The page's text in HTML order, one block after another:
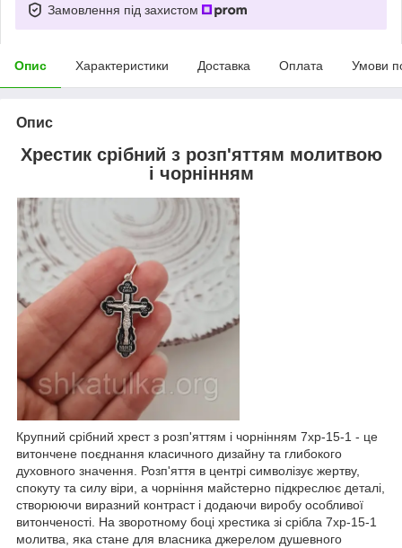
Замовлення під захистом
Опис Характеристики Доставка Оплата Умови
Опис
Хрестик срібний з розп'яттям молитвою
і чорнінням
Крупний срібний хрест з розп'яттям і чорнінням 7хр-15-1 - це
витончене поєднання класичного дизайну та глибокого
духовного значення. Розп'яття в центрі символізує жертву,
спокуту та силу віри, а чорніння майстерно підкреслює деталі,
створюючи виразний контраст і додаючи виробу особливої
витонченості. На зворотному боці хрестика зі срібла 7хр-15-1
молитва, яка стане для власника джерелом душевного